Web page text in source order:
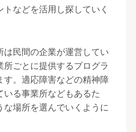
トなどを活用し探していく
は民間の企業が運営してい
所ごとに提供するプログラ
す。適応障害などの精神障
いる事業所などもあるた
な場所を選んでいくように